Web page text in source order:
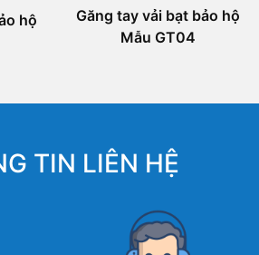
hộ
Găng tay vải bạt bảo hộ
Mẫu GT04
TIN LIÊN HỆ